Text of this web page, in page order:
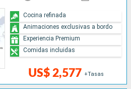
US$ 2,577 +Tasas
Cocina refinada
Animaciones exclusivas a bordo
Experiencia Premium
Comidas incluidas